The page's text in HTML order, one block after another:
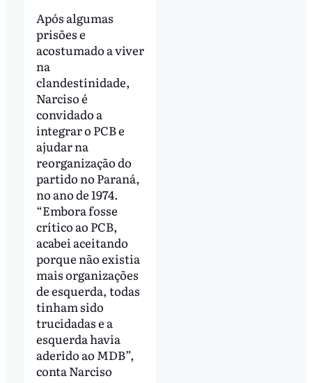
Após algumas
prisões e
acostumado a viver
na
clandestinidade,
Narciso é
convidado a
integrar o PCB e
ajudar na
reorganização do
partido no Paraná,
no ano de 1974.
“Embora fosse
crítico ao PCB,
acabei aceitando
porque não existia
mais organizações
de esquerda, todas
tinham sido
trucidadas e a
esquerda havia
aderido ao MDB”,
conta Narciso